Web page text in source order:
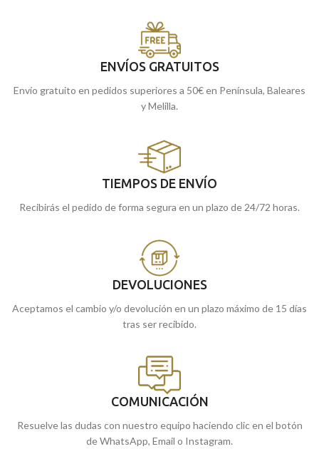
ENVÍOS GRATUITOS
Envío gratuito en pedidos superiores a 50€ en Península, Baleares
y Melilla.
TIEMPOS DE ENVÍO
Recibirás el pedido de forma segura en un plazo de 24/72 horas.
DEVOLUCIONES
Aceptamos el cambio y/o devolución en un plazo máximo de 15 días
tras ser recibido.
COMUNICACIÓN
Resuelve las dudas con nuestro equipo haciendo clic en el botón
de WhatsApp, Email o Instagram.